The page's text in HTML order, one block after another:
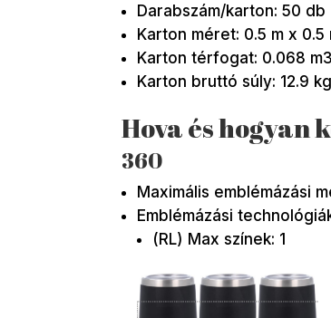
Darabszám/karton: 50 db
Karton méret: 0.5 m x 0.5
Karton térfogat: 0.068 m3
Karton bruttó súly: 12.9 kg
Hova és hogyan
360
Maximális emblémázási
Emblémázási
(RL) Max színek: 1